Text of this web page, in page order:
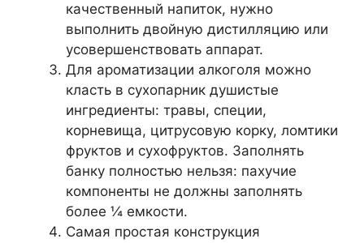
качественный напиток, нужно
выполнить двойную дистилляцию или
усовершенствовать аппарат.
Для ароматизации алкоголя можно
класть в сухопарник душистые
ингредиенты: травы, специи,
корневища, цитрусовую корку, ломтики
фруктов и сухофруктов. Заполнять
банку полностью нельзя: пахучие
компоненты не должны заполнять
более ¼ емкости.
Самая простая конструкция